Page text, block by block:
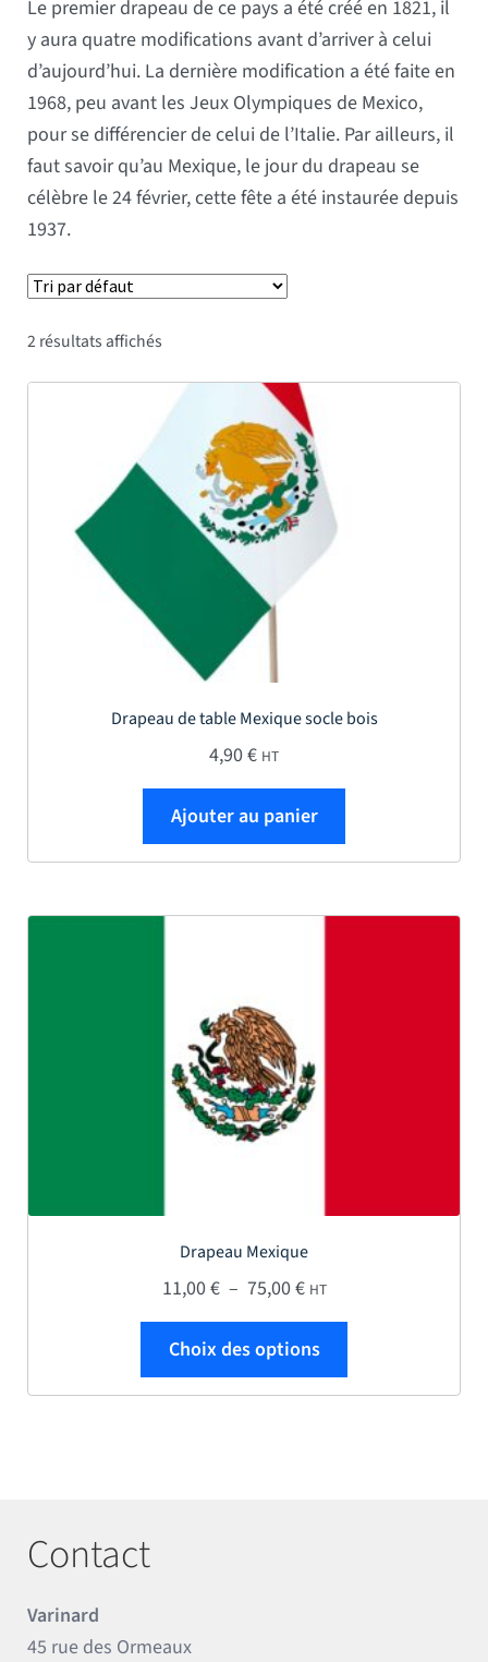
Le premier drapeau de ce pays a été créé en 1821, il
y aura quatre modifications avant d’arriver à celui
d’aujourd’hui. La dernière modification a été faite en
1968, peu avant les Jeux Olympiques de Mexico,
pour se différencier de celui de l’Italie. Par ailleurs, il
faut savoir qu’au Mexique, le jour du drapeau se
célèbre le 24 février, cette fête a été instaurée depuis
1937.
2 résultats affichés
Drapeau de table Mexique socle bois
4,90€ HT
Ajouter au panier
Drapeau Mexique
11,00€ – 75,00€Plage de prix : 11,00 €
HT
Choix des options
Contact
Varinard
45 rue des Ormeaux